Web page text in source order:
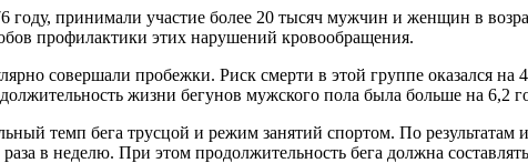
году, принимали участие более 20 тысяч мужчин и женщин в
профилактики этих нарушений кровообращения.
совершали пробежки. Риск смерти в этой группе оказался
жизни бегунов мужского пола была больше на 6,2
темп бега трусцой и режим занятий спортом. По результатам
в неделю. При этом продолжительность бега должна